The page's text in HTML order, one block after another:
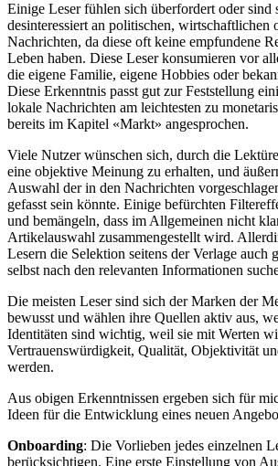
Einige Leser fühlen sich überfordert oder sind
desinteressiert an politischen, wirtschaftlichen
Nachrichten, da diese oft keine empfundene
Leben haben. Diese Leser konsumieren vor
die eigene Familie, eigene Hobbies oder
Diese Erkenntnis passt gut zur Feststellung
lokale Nachrichten am leichtesten zu
bereits im Kapitel «Markt» angesprochen.
Viele Nutzer wünschen sich, durch die
eine objektive Meinung zu erhalten, und
Auswahl der in den Nachrichten
gefasst sein könnte. Einige befürchten
und bemängeln, dass im Allgemeinen nicht
Artikelauswahl zusammengestellt wird.
Lesern die Selektion seitens der Verlage auch
selbst nach den relevanten Informationen
Die meisten Leser sind sich der Marken der
bewusst und wählen ihre Quellen aktiv aus,
Identitäten sind wichtig, weil sie mit Werten
Vertrauenswürdigkeit, Qualität, Objektivität
werden.
Aus obigen Erkenntnissen ergeben sich für
Ideen für die Entwicklung eines neuen
Onboarding: Die Vorlieben jedes einzelnen
berücksichtigen. Eine erste Einstellung von